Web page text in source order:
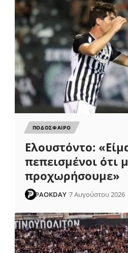
ΠΟΔΟΣΦΑΙΡΟ
Ελουστόντο:
πεπεισμένοι ότι
προχωρήσουμε»
PAOKDAY 7 Αυγούστου 2026